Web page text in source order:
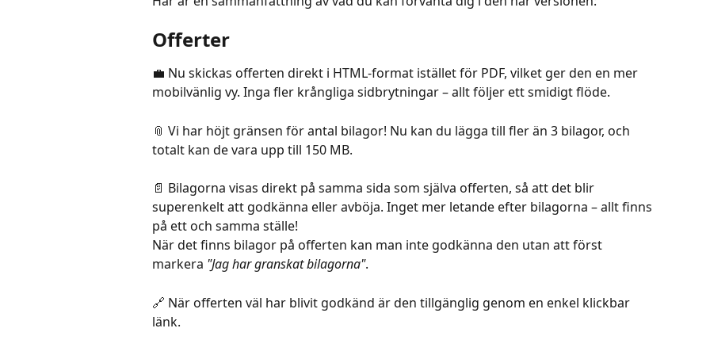
Offerter
💼 Nu skickas offerten direkt i HTML-format istället för PDF, vilket ger den en mer
mobilvänlig vy. Inga fler krångliga sidbrytningar – allt följer ett smidigt flöde.
📎 Vi har höjt gränsen för antal bilagor! Nu kan du lägga till fler än 3 bilagor, och
totalt kan de vara upp till 150 MB.
📄 Bilagorna visas direkt på samma sida som själva offerten, så att det blir
superenkelt att godkänna eller avböja. Inget mer letande efter bilagorna – allt finns
på ett och samma ställe!
När det finns bilagor på offerten kan man inte godkänna den utan att först
markera "Jag har granskat bilagorna".
🔗 När offerten väl har blivit godkänd är den tillgänglig genom en enkel klickbar
länk.